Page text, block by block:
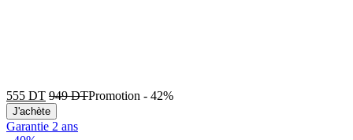
555 DT 949DTPromotion - 42%
J'achète
Garantie 2 ans